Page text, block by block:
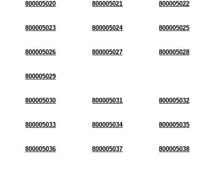
800005020 800005021 800005022
800005023 800005024 800005025
800005026 800005027 800005028
800005029
800005030 800005031 800005032
800005033 800005034 800005035
800005036 800005037 800005038